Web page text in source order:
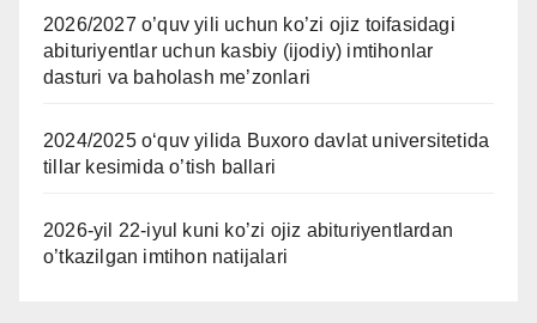
2026/2027 o’quv yili uchun ko’zi ojiz toifasidagi
abituriyentlar uchun kasbiy (ijodiy) imtihonlar
dasturi va baholash me’zonlari
2024/2025 oʻquv yilida Buxoro davlat universitetida
tillar kesimida o’tish ballari
2026-yil 22-iyul kuni ko’zi ojiz abituriyentlardan
o’tkazilgan imtihon natijalari